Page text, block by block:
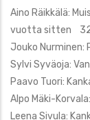
Aino Räikkälä:
vuotta sitten
Jouko
Sylvi Syväoja:
Paavo Tuori:
Alpo Mäki-
Leena Sivula: